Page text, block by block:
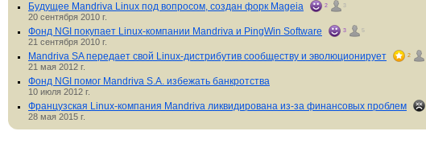
Будущее Mandriva Linux под вопросом, создан форк Mageia 2 3
20 сентября 2010 г.
Фонд NGI покупает Linux-компании Mandriva и PingWin Software 3 5
21 сентября 2010 г.
Mandriva SA передает свой Linux-дистрибутив сообществу и эволюционирует 2
21 мая 2012 г.
Фонд NGI помог Mandriva S.A. избежать банкротства
10 июля 2012 г.
Французская Linux-компания Mandriva ликвидирована из-за финансовых проблем
28 мая 2015 г.